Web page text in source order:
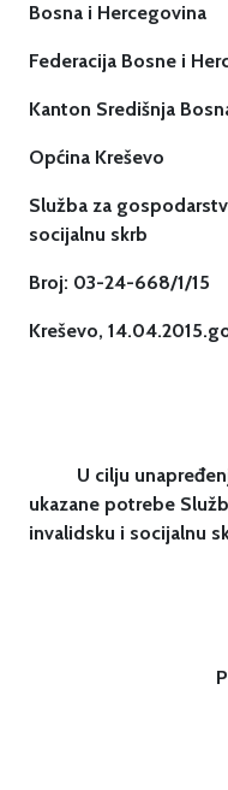
Bosna i Hercegovina
Federacija Bosne i
Kanton Središnja
Općina Kreševo
Služba za
socijalnu skrb
Broj: 03-24-668/1/15
Kreševo,
U cilju unapređenja
ukazane potrebe
invalidsku i socijalnu